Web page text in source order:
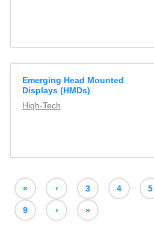
Emerging Head Mounted
Displays (HMDs)
High-Tech
« ‹ 3 4 5
9 › »